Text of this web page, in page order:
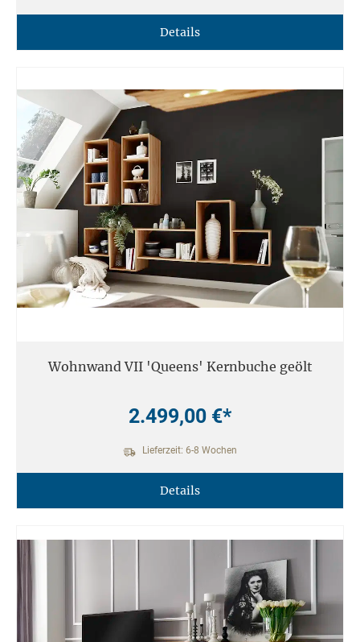
Details
Wohnwand VII 'Queens' Kernbuche geölt
2.499,00 €*
Lieferzeit: 6-8 Wochen
Details